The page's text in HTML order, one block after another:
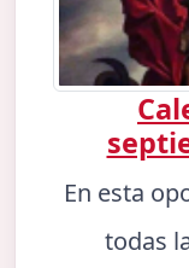
En esta
todas